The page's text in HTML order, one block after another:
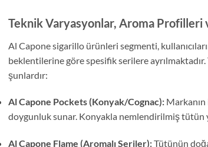
Teknik Varyasyonlar, Aroma Profilleri
Al Capone sigarillo ürünleri segmenti,
beklentilerine göre spesifik serilere
şunlardır:
Al Capone Pockets (Konyak/Cognac):
doygunluk sunar. Konyakla nemlendirilmiş tütün
Al Capone Flame (Aromalı Seriler):Tütünün